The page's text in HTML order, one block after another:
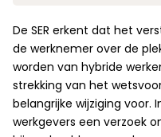
De SER erkent dat het
de werknemer over de
worden van hybride
strekking van het
belangrijke wijziging voor.
werkgevers een verzoek